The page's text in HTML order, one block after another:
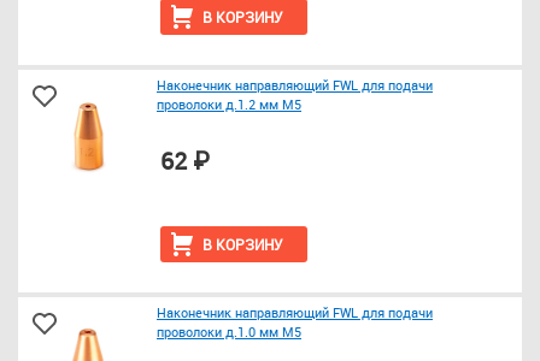
В КОРЗИНУ
Наконечник направляющий FWL для подачи
проволоки д.1.2 мм M5
В КОРЗИНУ
62 ₽
Наконечник направляющий FWL для подачи
проволоки д.1.0 мм M5